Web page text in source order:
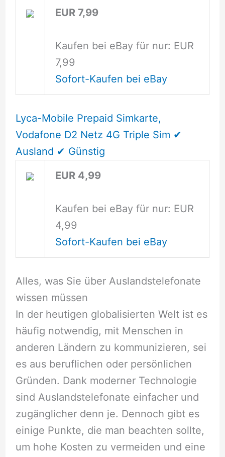
EUR 7,99
Kaufen bei eBay für nur: EUR
7,99
Sofort-Kaufen bei eBay
Lyca-Mobile Prepaid Simkarte,
Vodafone D2 Netz 4G Triple Sim ✔
Ausland ✔ Günstig
EUR 4,99
Kaufen bei eBay für nur: EUR
4,99
Sofort-Kaufen bei eBay
Alles, was Sie über Auslandstelefonate
wissen müssen
In der heutigen globalisierten Welt ist es
häufig notwendig, mit Menschen in
anderen Ländern zu kommunizieren, sei
es aus beruflichen oder persönlichen
Gründen. Dank moderner Technologie
sind Auslandstelefonate einfacher und
zugänglicher denn je. Dennoch gibt es
einige Punkte, die man beachten sollte,
um hohe Kosten zu vermeiden und eine